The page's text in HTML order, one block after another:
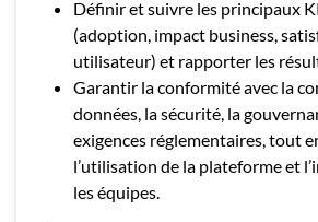
Définir et suivre les principaux
(adoption, impact business,
utilisateur) et rapporter les
Garantir la conformité avec la
données, la sécurité, la
exigences réglementaires, tout
l’utilisation de la plateforme et
les équipes.